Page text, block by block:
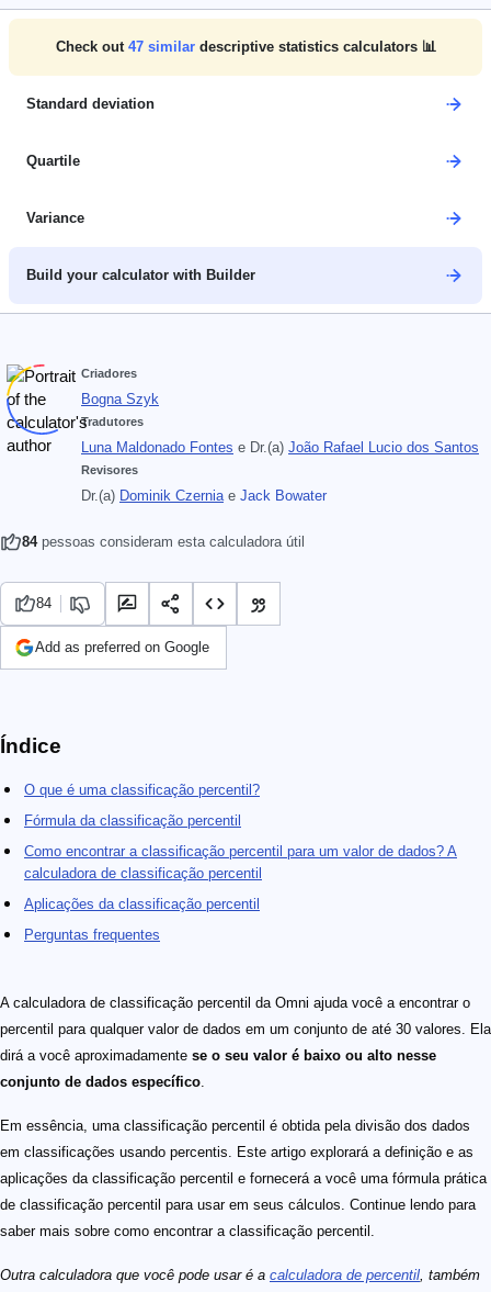
Check out 47similar descriptive statistics calculators 📊
Standard deviation
Quartile
Variance
Build your calculator with Builder
Criadores
Bogna Szyk
Tradutores
Luna Maldonado Fontes e Dr.(a) João Rafael Lucio dos Santos
Revisores
Dr.(a) Dominik Czerniae Jack Bowater
84pessoas consideram esta calculadora útil
84
Add as preferred on Google
Índice
O que é uma classificação percentil?
Fórmula da classificação percentil
Como encontrar a classificação percentil para um valor de dados? A
calculadora de classificação percentil
Aplicações da classificação percentil
Perguntas frequentes
A calculadora de classificação percentil da Omni ajuda você a encontrar o
percentil para qualquer valor de dados em um conjunto de até 30 valores. Ela
dirá a você aproximadamente se o seu valor é baixo ou alto nesse
conjunto de dados específico.
Em essência, uma classificação percentil é obtida pela divisão dos dados
em classificações usando percentis. Este artigo explorará a definição e as
aplicações da classificação percentil e fornecerá a você uma fórmula prática
de classificação percentil para usar em seus cálculos. Continue lendo para
saber mais sobre como encontrar a classificação percentil.
Outra calculadora que você pode usar é a calculadora de percentil, também